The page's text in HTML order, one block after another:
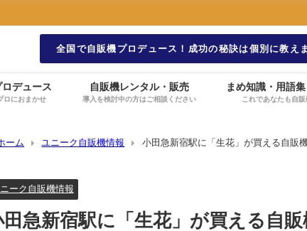
全国で自販機プロデュース！成功の秘訣は個別に教え
ロデュース
ロにおまかせ
自販機レンタル・販売
導入を検討中の方はご相談ください
まめ知識・用語
これであなたも自販
ーム ユニーク自販機情報 小田急新宿駅に「生花」が買える自販
ーク自販機情報
田急新宿駅に「生花」が買える自販